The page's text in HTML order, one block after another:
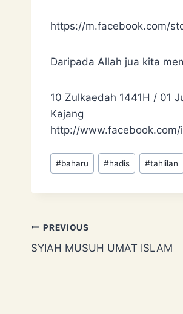
https://m.facebook.com/
Daripada Allah jua kita
10 Zulkaedah 1441H / 01
Kajang
http://www.facebook.com/
Post
Tags:
#baharu #hadis #tahlilan
Post
navigation
PREVIOUS
SYIAH MUSUH UMAT ISLAM